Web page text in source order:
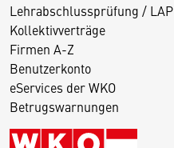
Lehrabschlussprüfung / LAP
Kollektivverträge
Firmen A-Z
Benutzerkonto
eServices der WKO
Betrugswarnungen